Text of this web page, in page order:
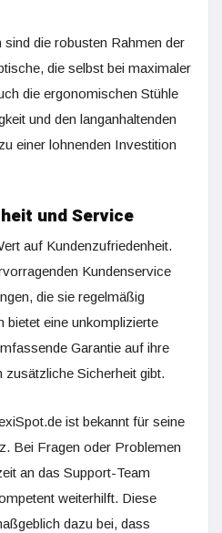
die robusten Rahmen der
die selbst bei maximaler
die ergonomischen Stühle
und den langanhaltenden
einer lohnenden Investition
und Service
auf Kundenzufriedenheit.
Kundenservice
die sie regelmäßig
bietet eine unkomplizierte
Garantie auf ihre
zusätzliche Sicherheit gibt.
ist bekannt für seine
Bei Fragen oder Problemen
an das Support-Team
weiterhilft. Diese
dazu bei, dass